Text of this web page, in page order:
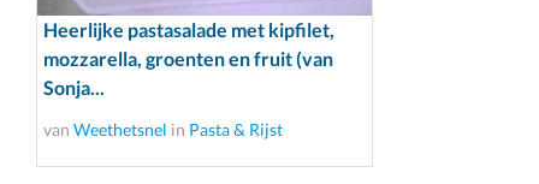
Heerlijke pastasalade met kipfilet,
mozzarella, groenten en fruit (van
Sonja...
van Weethetsnel in Pasta & Rijst